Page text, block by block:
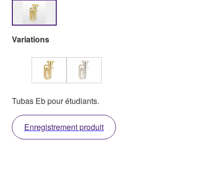
Variations
Tubas Eb pour étudiants.
Enregistrement produit